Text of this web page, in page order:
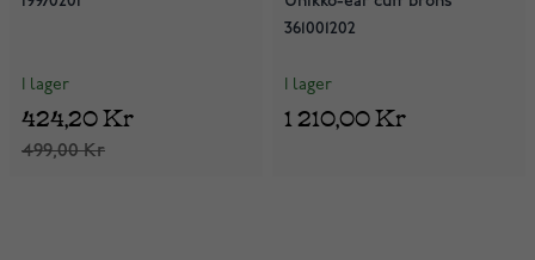
I lager
499,00 Kr
424,20 Kr
361001202
I lager
1 210,00 Kr